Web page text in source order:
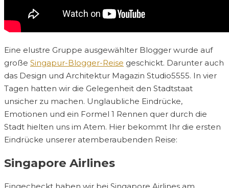
Eine elustre Gruppe ausgewählter Blogger wurde auf
große Singapur-Blogger-Reise geschickt. Darunter auch
das Design und Architektur Magazin Studio5555. In vier
Tagen hatten wir die Gelegenheit den Stadtstaat
unsicher zu machen. Unglaubliche Eindrücke,
Emotionen und ein Formel 1 Rennen quer durch die
Stadt hielten uns im Atem. Hier bekommt Ihr die ersten
Eindrücke unserer atemberaubenden Reise:
Singapore Airlines
Eingecheckt haben wir bei Singapore Airlines am